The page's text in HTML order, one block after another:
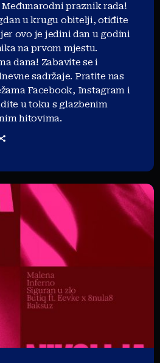
praznik rada!
u krugu obitelji, otiđite
ovo je jedini dan u godini
na prvom mjestu.
dana! Zabavite se i
sadržaje. Pratite nas
Facebook, Instagram i
u toku s glazbenim
hitovima.